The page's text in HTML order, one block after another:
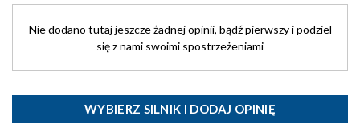
Nie dodano tutaj jeszcze żadnej opinii, bądź pierwszy i podziel
się z nami swoimi spostrzeżeniami
WYBIERZ SILNIK I DODAJ OPINIĘ